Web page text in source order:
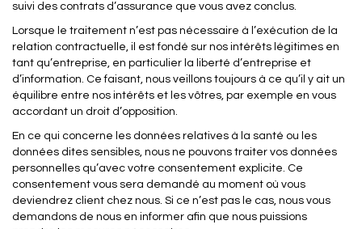
suivi des contrats d’assurance que vous avez conclus.
Lorsque le traitement n’est pas nécessaire à l’exécution de la
relation contractuelle, il est fondé sur nos intérêts légitimes en
tant qu’entreprise, en particulier la liberté d’entreprise et
d’information. Ce faisant, nous veillons toujours à ce qu’il y ait un
équilibre entre nos intérêts et les vôtres, par exemple en vous
accordant un droit d’opposition.
En ce qui concerne les données relatives à la santé ou les
données dites sensibles, nous ne pouvons traiter vos données
personnelles qu’avec votre consentement explicite. Ce
consentement vous sera demandé au moment où vous
deviendrez client chez nous. Si ce n’est pas le cas, nous vous
demandons de nous en informer afin que nous puissions